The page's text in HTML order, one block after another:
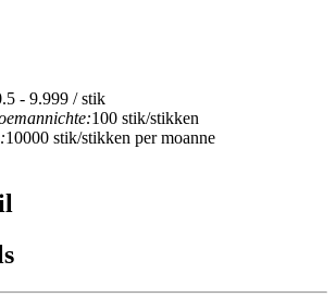
- 9.999 / stik
100 stik/stikken
10000 stik/stikken per moanne